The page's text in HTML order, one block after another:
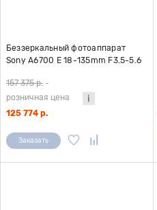
Беззеркальный фотоаппарат
Sony A6700 E 18-135mm F3.5-5.6
157 375 р. -
розничная цена
125 774 р.
Заказать